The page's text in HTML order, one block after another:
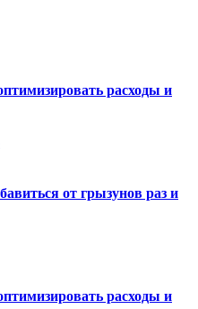
расходы и
от грызунов раз и
расходы и